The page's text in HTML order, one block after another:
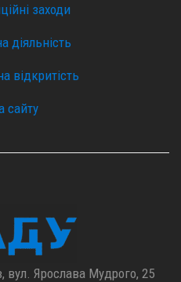
заходи
діяльність
відкритість
сайту
вул. Ярослава Мудрого, 25